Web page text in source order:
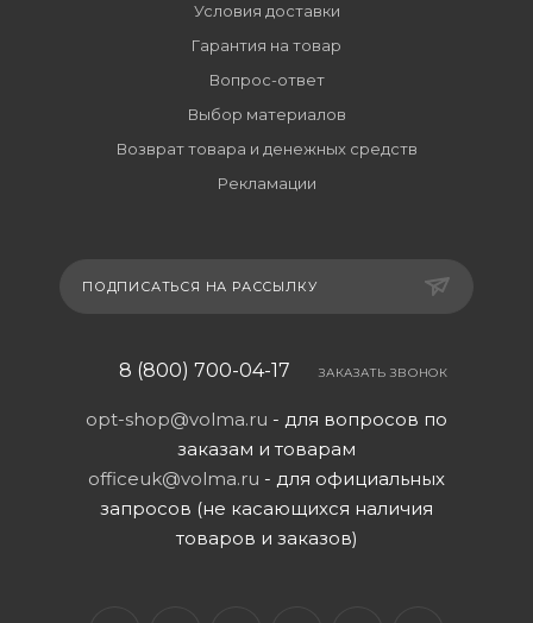
Условия доставки
Гарантия на товар
Вопрос-ответ
Выбор материалов
Возврат товара и денежных средств
Рекламации
ПОДПИСАТЬСЯ НА РАССЫЛКУ
8 (800) 700-04-17 ЗАКАЗАТЬ ЗВОНОК
opt-shop@volma.ru - для вопросов по
заказам и товарам
officeuk@volma.ru - для официальных
запросов (не касающихся наличия
товаров и заказов)